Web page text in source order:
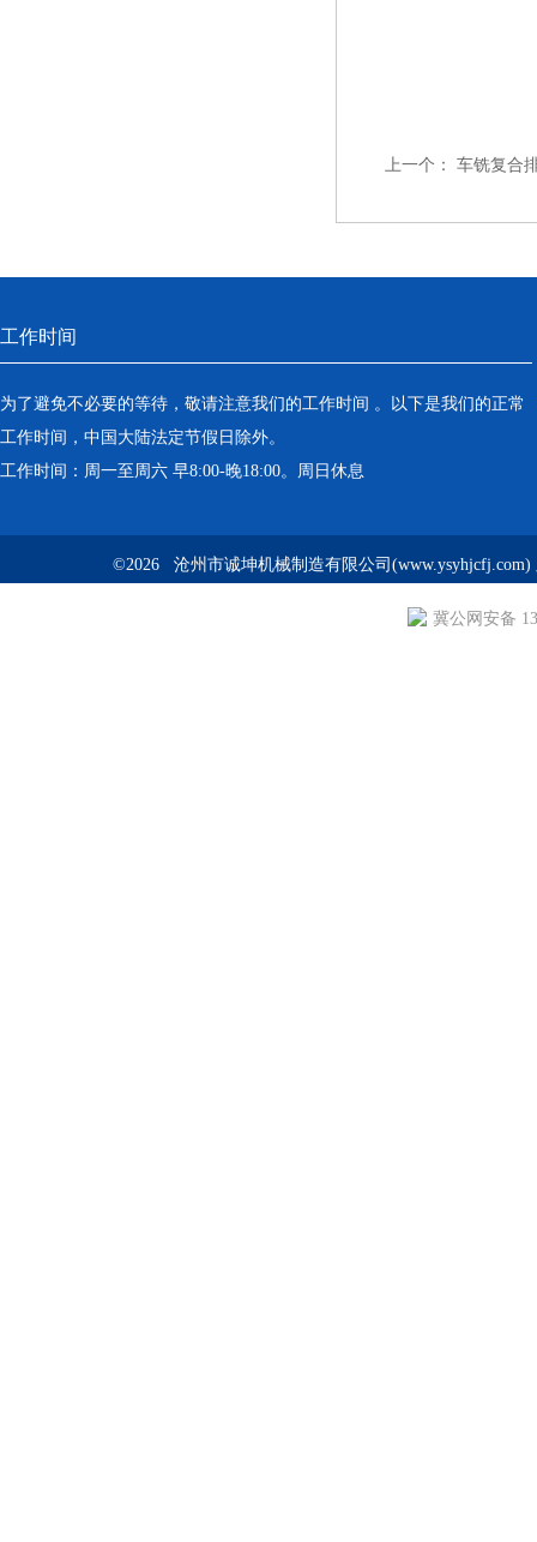
上一个： 车铣复合
工作时间
为了避免不必要的等待，敬请注意我们的工作时间 。以下是我们的正常
工作时间，中国大陆法定节假日除外。
工作时间：周一至周六 早8:00-晚18:00。周日休息
©2026 沧州市诚坤机械制造有限公司
冀公网安备